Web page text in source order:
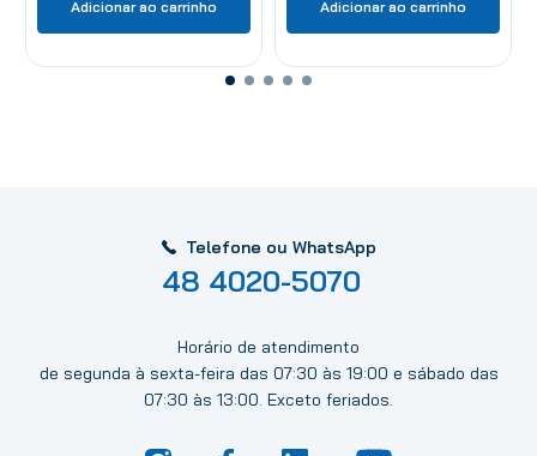
Adicionar ao carrinho Adicionar ao carrinho
Telefone ou WhatsApp
48 4020-5070
Horário de atendimento
de segunda à sexta-feira das 07:30 às 19:00 e sábado das
07:30 às 13:00. Exceto feriados.